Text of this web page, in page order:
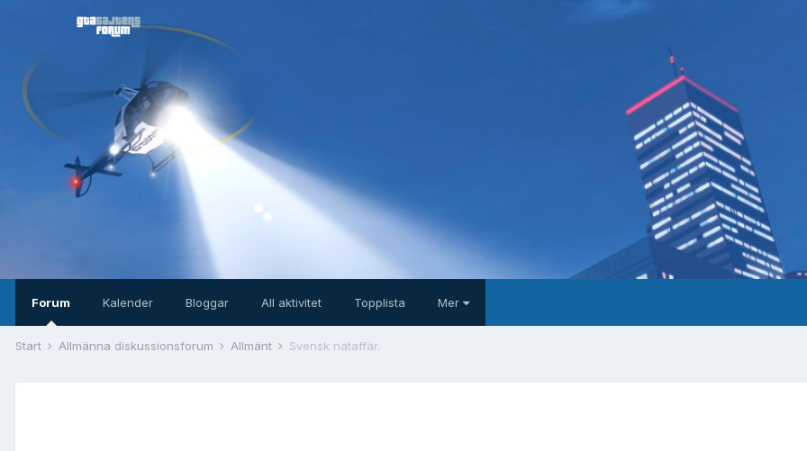
Forum Kalender Bloggar All aktivitet Topplista Mer
Start Allmänna diskussionsforum Allmänt Svensk nätaffär.